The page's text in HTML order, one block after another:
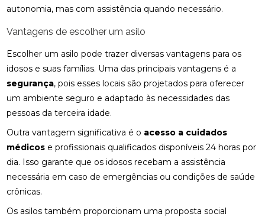
autonomia, mas com assistência quando necessário.
Vantagens de escolher um asilo
Escolher um asilo pode trazer diversas vantagens para os
idosos e suas famílias. Uma das principais vantagens é a
segurança, pois esses locais são projetados para oferecer
um ambiente seguro e adaptado às necessidades das
pessoas da terceira idade.
Outra vantagem significativa é o acesso a cuidados
médicos e profissionais qualificados disponíveis 24 horas por
dia. Isso garante que os idosos recebam a assistência
necessária em caso de emergências ou condições de saúde
crônicas.
Os asilos também proporcionam uma proposta social